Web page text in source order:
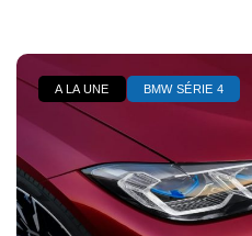
A LA UNE BMW SÉRIE 4